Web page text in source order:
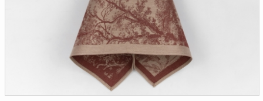
Документы по работе с
персональными данными
Письмо руководителю
Вопросы и ответы